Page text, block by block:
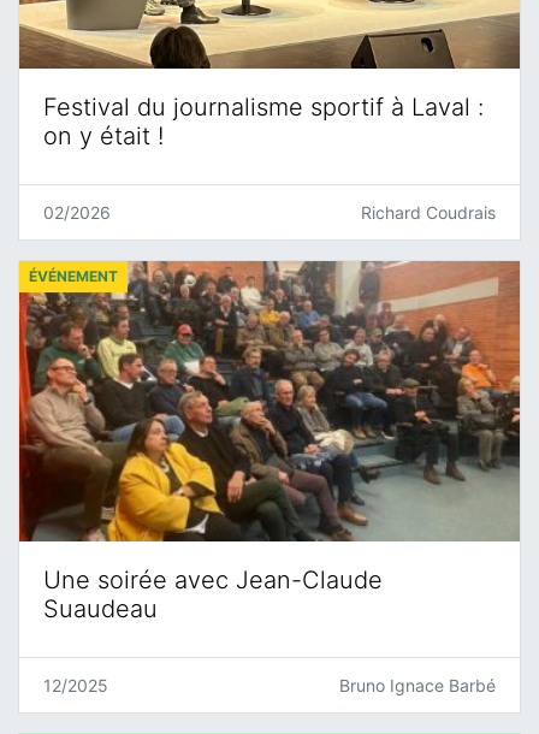
Festival du journalisme sportif à Laval :
on y était !
02/2026 Richard Coudrais
Une soirée avec Jean-Claude
Suaudeau
ÉVÉNEMENT
12/2025 Bruno Ignace Barbé